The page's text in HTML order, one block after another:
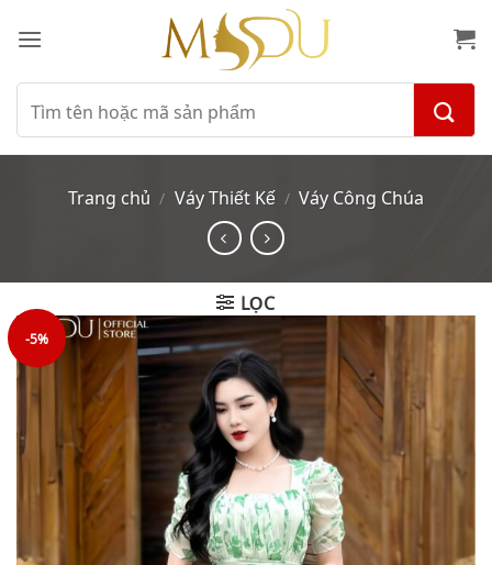
qua
dungTìm
kiếm:
Trang chủ / Váy Thiết Kế / Váy Công Chúa
LỌC
-5%